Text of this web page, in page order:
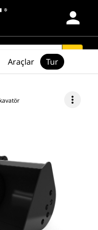
person
more_vert
Araçlar Tur